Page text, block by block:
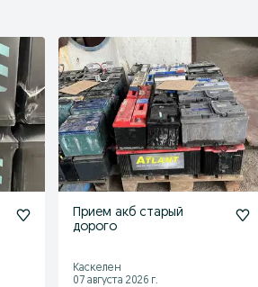
Прием акб старый
дорого
Каскелен
07 августа 2026 г.